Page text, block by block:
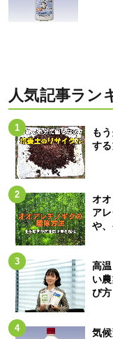
人気記事ラン
も
す
オ
ア
や
高
い
び方
気